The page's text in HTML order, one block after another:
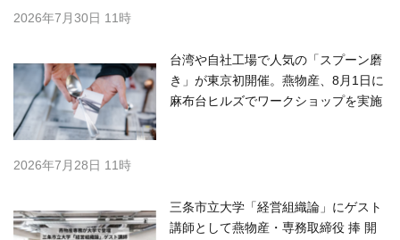
2026年7月30日 11時
台湾や自社工場で人気の「スプーン磨
き」が東京初開催。燕物産、8月1日に
麻布台ヒルズでワークショップを実施
2026年7月28日 11時
三条市立大学「経営組織論」にゲスト
講師として燕物産・専務取締役 捧 開